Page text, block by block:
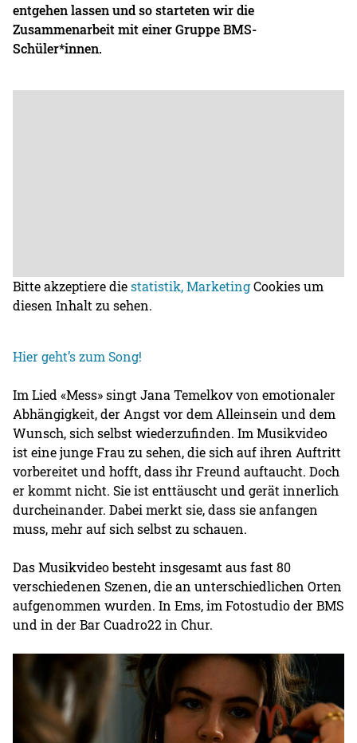
entgehen lassen und so starteten wir die
Zusammenarbeit mit einer Gruppe BMS-
Schüler*innen.
Bitte akzeptiere diestatistik, MarketingCookies um
diesen Inhalt zu sehen.
Hier geht’s zum Song!
Im Lied «Mess» singt Jana Temelkov von emotionaler
Abhängigkeit, der Angst vor dem Alleinsein und dem
Wunsch, sich selbst wiederzufinden. Im Musikvideo
ist eine junge Frau zu sehen, die sich auf ihren Auftritt
vorbereitet und hofft, dass ihr Freund auftaucht. Doch
er kommt nicht. Sie ist enttäuscht und gerät innerlich
durcheinander. Dabei merkt sie, dass sie anfangen
muss, mehr auf sich selbst zu schauen.
Das Musikvideo besteht insgesamt aus fast 80
verschiedenen Szenen, die an unterschiedlichen Orten
aufgenommen wurden. In Ems, im Fotostudio der BMS
und in der Bar Cuadro22 in Chur.